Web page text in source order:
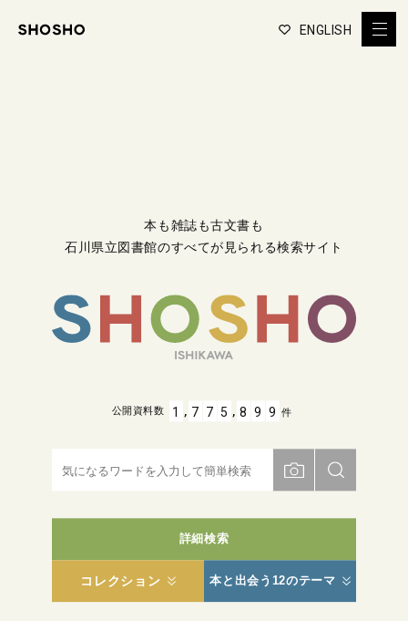
ENGLISH
本も雑誌も古文書も
石川県立図書館のすべてが見られる検索サイト
詳細検索
コレクション 本と出会う12のテーマ
公開資料数 1 , 7 7 5 , 8 9 9 件